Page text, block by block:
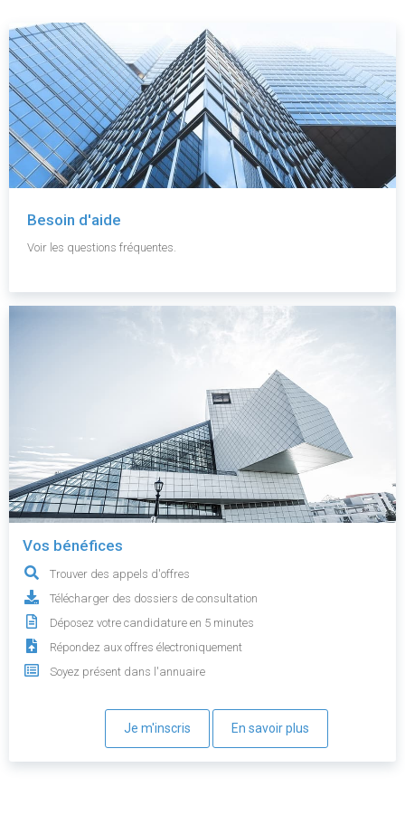
Besoin d'aide
Voir les questions fréquentes.
Vos bénéfices
Trouver des appels d'offres
Télécharger des dossiers de consultation
Déposez votre candidature en 5 minutes
Répondez aux offres électroniquement
Soyez présent dans l'annuaire
Je m'inscris En savoir plus